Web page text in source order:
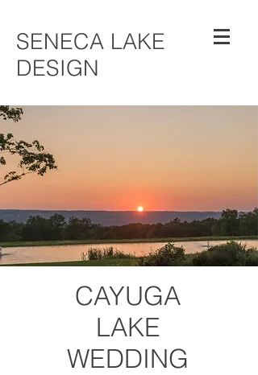
SENECA LAKE
DESIGN
CAYUGA
LAKE
WEDDING